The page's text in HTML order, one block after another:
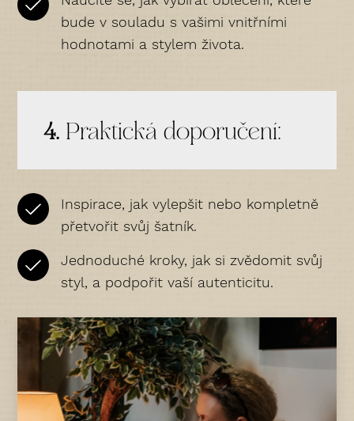
bude v souladu s vašimi vnitřními
hodnotami a stylem života.
4.Praktická doporučení:
Inspirace, jak vylepšit nebo kompletně
přetvořit svůj šatník.
Jednoduché kroky, jak si zvědomit svůj
styl, a podpořit vaší autenticitu.